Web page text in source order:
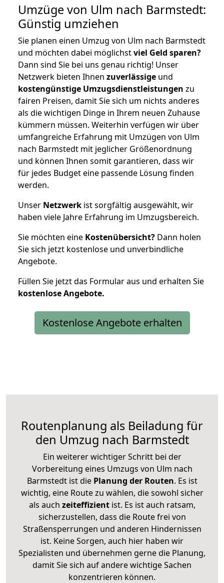
Umzüge von Ulm nach Barmstedt:
Günstig umziehen
Sie planen einen Umzug von Ulm nach Barmstedt
und möchten dabei möglichstviel Geld sparen?
Dann sind Sie bei uns genau richtig! Unser
Netzwerk bieten Ihnen zuverlässige und
kostengünstige Umzugsdienstleistungen zu
fairen Preisen, damit Sie sich um nichts anderes
als die wichtigen Dinge in Ihrem neuen Zuhause
kümmern müssen. Weiterhin verfügen wir über
umfangreiche Erfahrung mit Umzügen von Ulm
nach Barmstedt mit jeglicher Größenordnung
und können Ihnen somit garantieren, dass wir
für jedes Budget eine passende Lösung finden
werden.
Unser Netzwerk ist sorgfältig ausgewählt, wir
haben viele Jahre Erfahrung im Umzugsbereich.
Sie möchten eine Kostenübersicht? Dann holen
Sie sich jetzt kostenlose und unverbindliche
Angebote.
Füllen Sie jetzt das Formular aus und erhalten Sie
kostenloseAngebote.
Kostenlose Angebote erhalten
Routenplanung als Beiladung für
den Umzug nach Barmstedt
Ein weiterer wichtiger Schritt bei der
Vorbereitung eines Umzugs von Ulm nach
Barmstedt ist diePlanung der Routen. Es ist
wichtig, eine Route zu wählen, die sowohl sicher
als auch zeiteffizientist. Es ist auch ratsam,
sicherzustellen, dass die Route frei von
Straßensperrungen und anderen Hindernissen
ist. Keine Sorgen, auch hier haben wir
Spezialisten und übernehmen gerne die Planung,
damit Sie sich auf andere wichtige Sachen
konzentrieren können.